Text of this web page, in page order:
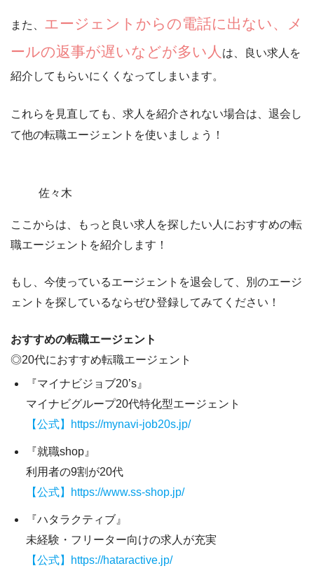
また、 エージェントからの電話に出ない、メ
ールの返事が遅いなどが多い人 は、良い求人を
紹介してもらいにくくなってしまいます。
これらを見直しても、求人を紹介されない場合は、退会し
て他の転職エージェントを使いましょう！
佐々木
ここからは、もっと良い求人を探したい人におすすめの転
職エージェントを紹介します！
もし、 今使っているエージェントを退会して、別のエージ
ェントを探しているならぜひ登録してみてください！
おすすめの転職エージェント
◎20代におすすめ転職エージェント
『マイナビジョブ20’s』
マイナビグループ20代特化型エージェント
【公式】https://mynavi-job20s.jp/
『就職shop』
利用者の9割が20代
【公式】https://www.ss-shop.jp/
『ハタラクティブ』
未経験・フリーター向けの求人が充実
【公式】https://hataractive.jp/